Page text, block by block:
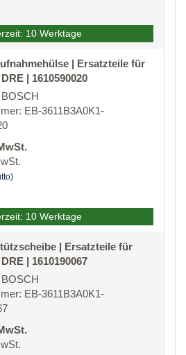
10 Werktage
| Ersatzteile für
| 1610590020
EB-3611B3A0K1-
10 Werktage
| Ersatzteile für
| 1610190067
EB-3611B3A0K1-